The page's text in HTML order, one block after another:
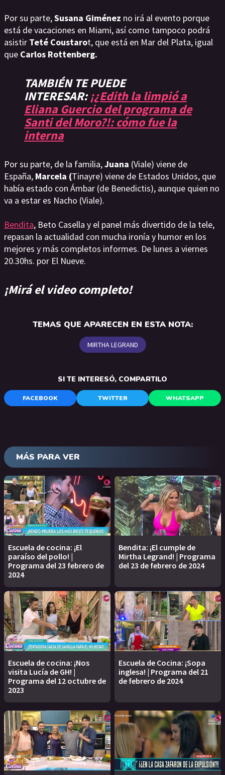
Por su parte,Susana Giménez no irá al evento porque
está de vacaciones en Miami, así como tampoco podrá
asistir Teté Coustarot, que está en Mar del Plata, igual
que Carlos Rottenberg.
TAMBIÉN TE PUEDE
INTERESAR:¡¿Edith la limpió a
Eliana Guercio del programa de
Santi del Moro?!: cómo fue la
interna
Por su parte, de la familia,Juana (Viale) viene de
España, Marcela (Tinayre) viene de Estados Unidos, que
había estado con Ámbar (de Benedictis), aunque quien no
va a estar es Nacho (Viale).
Bendita, Beto Casella y el panel más divertido de la tele,
repasan la actualidad con mucha ironía y humor en los
mejores y más completos informes. De lunes a viernes
20.30hs. por El Nueve.
¡Mirá el video completo!
TEMAS QUE APARECEN EN ESTA NOTA:
MIRTHA LEGRAND
SI TE INTERESÓ, COMPARTILO
FACEBOOK TWITTER WHATSAPP
MÁS PARA VER
Escuela de cocina: ¡El
paraíso del pollo! |
Programa del 23 febrero de
2024
Bendita: ¡El cumple de
Mirtha Legrand! | Programa
del 23 de febrero de 2024
Escuela de cocina: ¡Nos
visita Lucía de GH! |
Programa del 12 octubre de
2023
Escuela de Cocina: ¡Sopa
inglesa! | Programa del 21
de febrero de 2024